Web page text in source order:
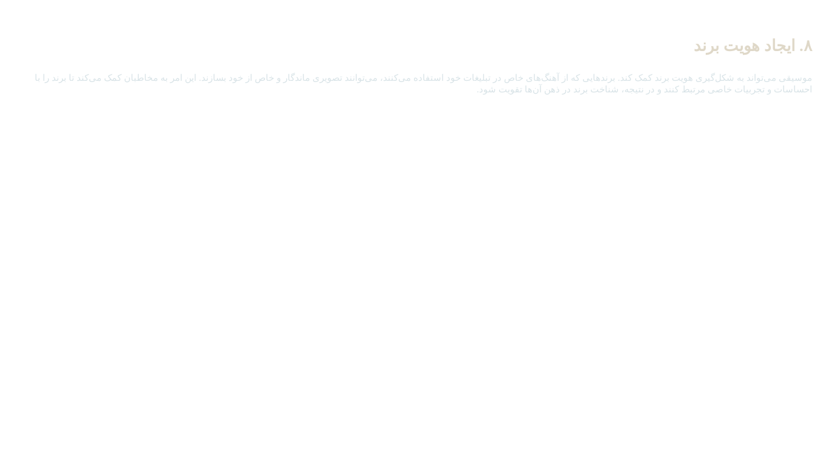
۸. ایجاد هویت برند
موسیقی می‌تواند به شکل‌گیری هویت برند کمک کند. برندهایی که از آهنگ‌های خاص در تبلیغات خود استفاده می‌کنند، می‌توانند تصویری ماندگار و خاص از خود بسازند. این امر به مخاطبان کمک می‌کند تا برند را با
احساسات و تجربیات خاصی مرتبط کنند و در نتیجه، شناخت برند در ذهن آن‌ها تقویت شود.